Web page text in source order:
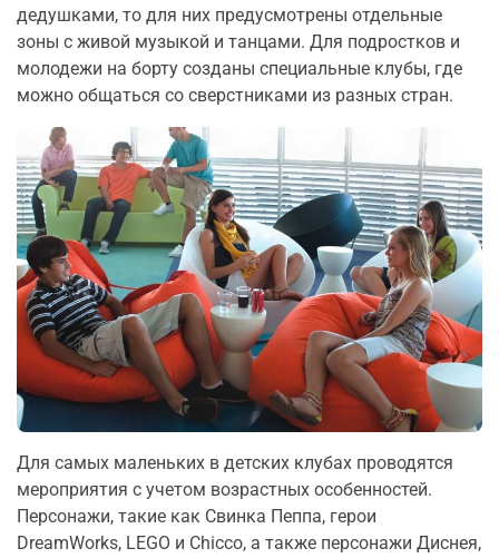
дедушками, то для них предусмотрены отдельные
зоны с живой музыкой и танцами. Для подростков и
молодежи на борту созданы специальные клубы, где
можно общаться со сверстниками из разных стран.
Для самых маленьких в детских клубах проводятся
мероприятия с учетом возрастных особенностей.
Персонажи, такие как Свинка Пеппа, герои
DreamWorks, LEGO и Chicco, а также персонажи Диснея,